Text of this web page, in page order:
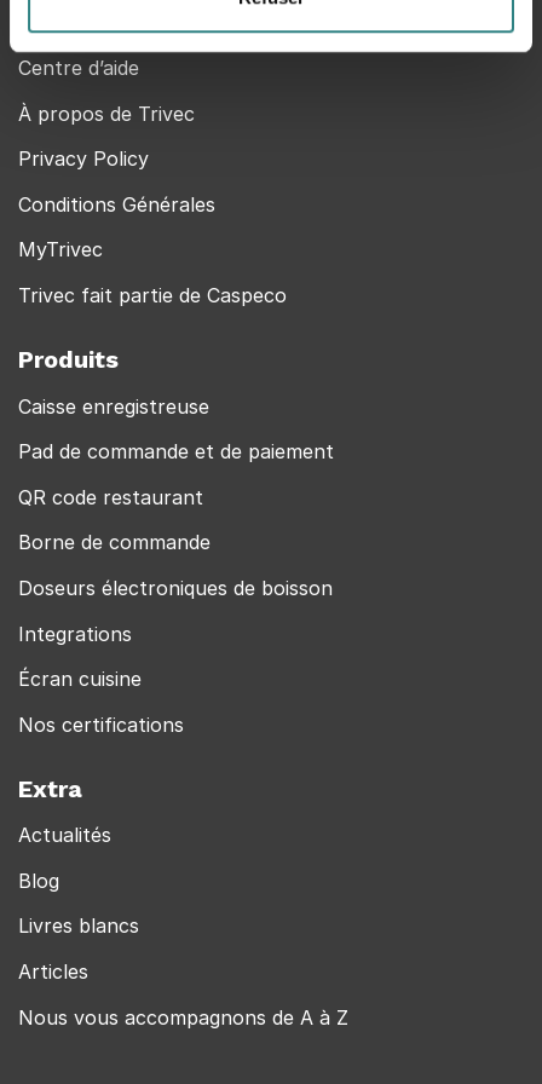
Centre d’aide
À propos de Trivec
Privacy Policy
Conditions Générales
MyTrivec
Trivec fait partie de Caspeco
Produits
Caisse enregistreuse
Pad de commande et de paiement
QR code restaurant
Borne de commande
Doseurs électroniques de boisson
Integrations
Écran cuisine
Nos certifications
Extra
Actualités
Blog
Livres blancs
Articles
Nous vous accompagnons de A à Z